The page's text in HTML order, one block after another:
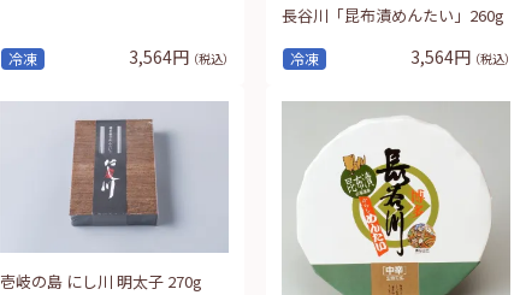
冷凍 3,564円 （税込） 冷凍
長谷川「昆布漬めんたい」260g
3,564円 （税込）
壱岐の島 にし川 明太子 270g